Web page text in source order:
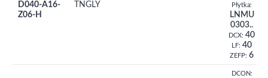
D040-A16-
Z06-H
TNGLY
Płytka:
LNMU
0303..
DCX: 40
LF: 40
ZEFP: 6
DCON: